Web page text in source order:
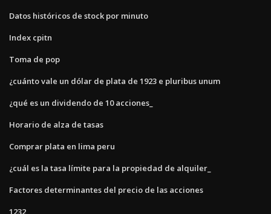
Datos históricos de stock por minuto
Index cpitn
Toma de pop
¿cuánto vale un dólar de plata de 1923 e pluribus unum
¿qué es un dividendo de 10 acciones_
Horario de alza de tasas
Comprar plata en lima peru
¿cuál es la tasa límite para la propiedad de alquiler_
Factores determinantes del precio de las acciones
1232